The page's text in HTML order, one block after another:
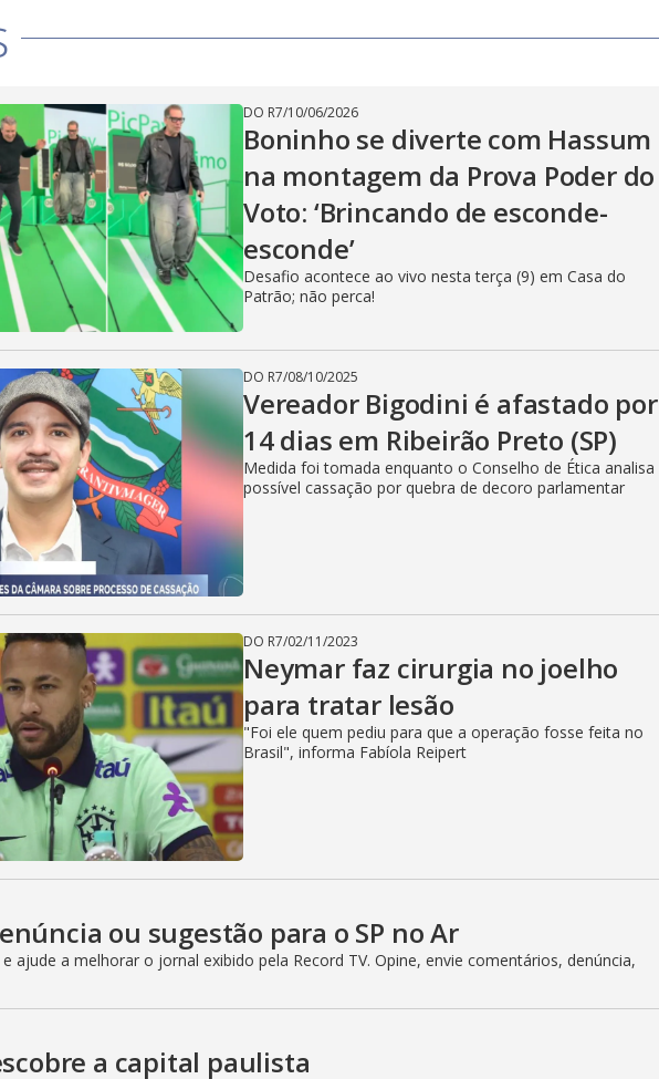
V
i
d
e
o
DO R7/10/06/2026
Boninho se diverte com Hassum
na montagem da Prova Poder do
Voto: ‘Brincando de esconde-
esconde’
Desafio acontece ao vivo nesta terça (9) em Casa do
Patrão; não perca!
DO R7/08/10/2025
Vereador Bigodini é afastado por
14 dias em Ribeirão Preto (SP)
Medida foi tomada enquanto o Conselho de Ética analisa
possível cassação por quebra de decoro parlamentar
DO R7/02/11/2023
Neymar faz cirurgia no joelho
para tratar lesão
"Foi ele quem pediu para que a operação fosse feita no
Brasil", informa Fabíola Reipert
ou sugestão para o SP no Ar
ajude a melhorar o jornal exibido pela Record TV. Opine, envie comentários, denúncia,
a capital paulista